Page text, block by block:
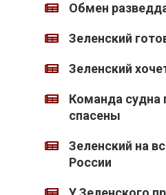
Обмен
Зеленский
Зеленский
Команда судна
спасены
Зеленский на
России